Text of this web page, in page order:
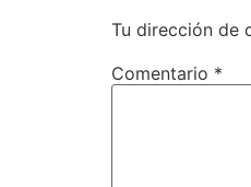
Tu dirección de
Comentario *